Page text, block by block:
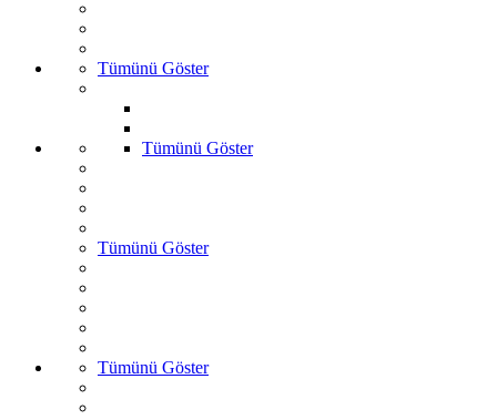
Tümünü Göster
Tümünü Göster
Tümünü Göster
Tümünü Göster